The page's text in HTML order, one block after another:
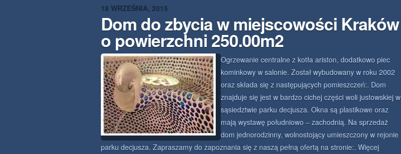
18 WRZEŚNIA, 2015
Dom do zbycia w miejscowości Kraków
o powierzchni 250.00m2
Ogrzewanie centralne z kotła ariston, dodatkowo piec
kominkowy w salonie. Został wybudowany w roku 2002
oraz składa się z następujących pomieszczeń:. Dom
znajduje się jest w bardzo cichej części woli justowskiej w
sąsiedztwie parku decjusza. Okna są plastikowe oraz
mają wystawę południowo – zachodnią. Na sprzedaż
dom jednorodzinny, wolnostojący umieszczony w rejonie
parku decjusza. Zapraszamy do zapoznania się z naszą pełną ofertą na stronie:. Więcej